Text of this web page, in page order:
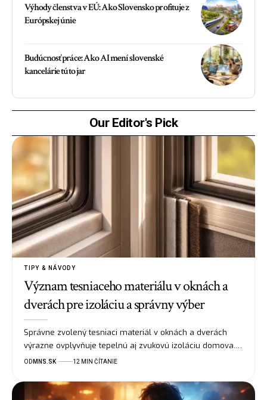
Výhody členstva v EÚ: Ako Slovensko profituje z
Európskej únie
Budúcnosť práce: Ako AI mení slovenské
kancelárie túto jar
Our Editor's Pick
TIPY & NÁVODY
Význam tesniaceho materiálu v oknách a
dverách pre izoláciu a správny výber
Správne zvolený tesniaci materiál v oknách a dverách
výrazne ovplyvňuje tepelnú aj zvukovú izoláciu domova.…
OD MNS.SK 12 MIN ČÍTANIE